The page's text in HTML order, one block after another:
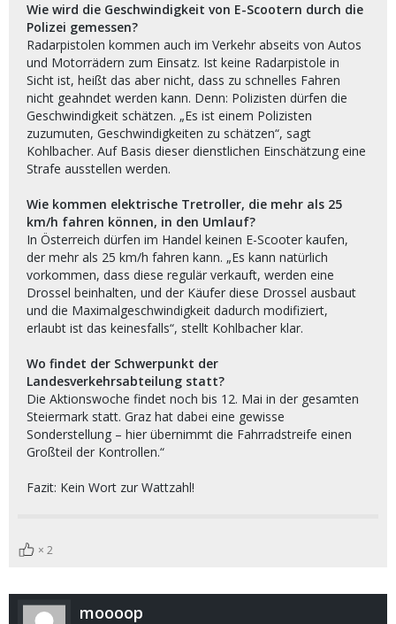
Wie wird die Geschwindigkeit von E-Scootern durch die
Polizei gemessen?
Radarpistolen kommen auch im Verkehr abseits von Autos
und Motorrädern zum Einsatz. Ist keine Radarpistole in
Sicht ist, heißt das aber nicht, dass zu schnelles Fahren
nicht geahndet werden kann. Denn: Polizisten dürfen die
Geschwindigkeit schätzen. „Es ist einem Polizisten
zuzumuten, Geschwindigkeiten zu schätzen“, sagt
Kohlbacher. Auf Basis dieser dienstlichen Einschätzung eine
Strafe ausstellen werden.
Wie kommen elektrische Tretroller, die mehr als 25
km/h fahren können, in den Umlauf?
In Österreich dürfen im Handel keinen E-Scooter kaufen,
der mehr als 25 km/h fahren kann. „Es kann natürlich
vorkommen, dass diese regulär verkauft, werden eine
Drossel beinhalten, und der Käufer diese Drossel ausbaut
und die Maximalgeschwindigkeit dadurch modifiziert,
erlaubt ist das keinesfalls“, stellt Kohlbacher klar.
Wo findet der Schwerpunkt der
Landesverkehrsabteilung statt?
Die Aktionswoche findet noch bis 12. Mai in der gesamten
Steiermark statt. Graz hat dabei eine gewisse
Sonderstellung – hier übernimmt die Fahrradstreife einen
Großteil der Kontrollen.“
Fazit: Kein Wort zur Wattzahl!
2
moooop